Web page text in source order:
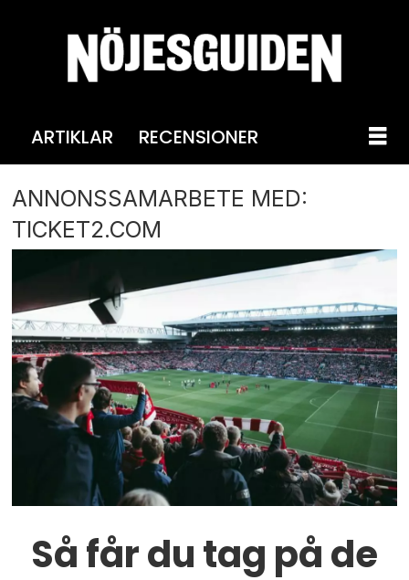
ARTIKLAR RECENSIONER
ANNONSSAMARBETE MED:
TICKET2.COM
Så får du tag på de